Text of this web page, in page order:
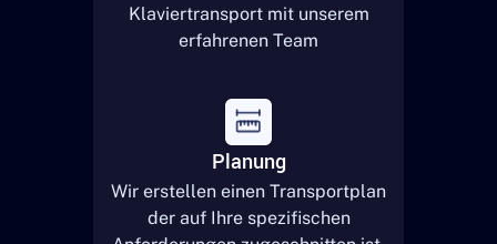
Klaviertransport mit unserem
erfahrenen Team
Planung
Wir erstellen einen Transportplan
der auf Ihre spezifischen